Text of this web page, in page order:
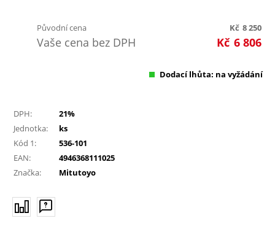
Původní cena 8 250
Kč
Vaše cena bez DPH 6 806
Kč
Dodací lhůta: na vyžádání
DPH:
21%
Jednotka:
ks
Kód 1:
536-101
EAN:
4946368111025
Značka:
Mitutoyo